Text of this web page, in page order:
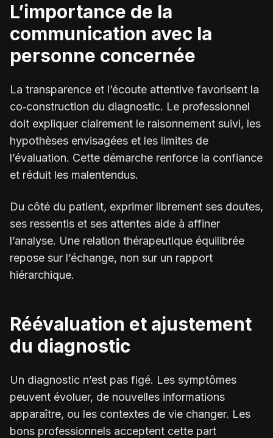
L’importance de la
communication avec la
personne concernée
La transparence et l’écoute attentive favorisent la
co‑construction du diagnostic. Le professionnel
doit expliquer clairement le raisonnement suivi, les
hypothèses envisagées et les limites de
l’évaluation. Cette démarche renforce la confiance
et réduit les malentendus.
Du côté du patient, exprimer librement ses doutes,
ses ressentis et ses attentes aide à affiner
l’analyse. Une relation thérapeutique équilibrée
repose sur l’échange, non sur un rapport
hiérarchique.
Réévaluation et ajustement
du diagnostic
Un diagnostic n’est pas figé. Les symptômes
peuvent évoluer, de nouvelles informations
apparaître, ou les contextes de vie changer. Les
bons professionnels acceptent cette part